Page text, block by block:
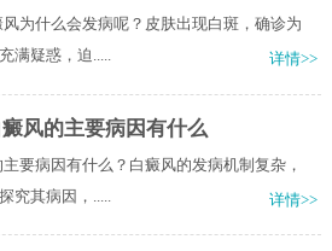
为什么会发病呢？皮肤出现白斑，确诊为
满疑惑，迫.....
详情>>
风的主要病因有什么
要病因有什么？白癜风的发病机制复杂，
究其病因，.....
详情>>